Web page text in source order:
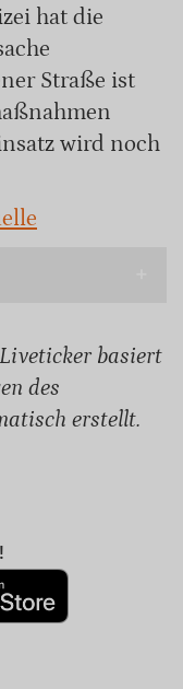
hat die
Straße ist
wird noch
basiert
des
erstellt.